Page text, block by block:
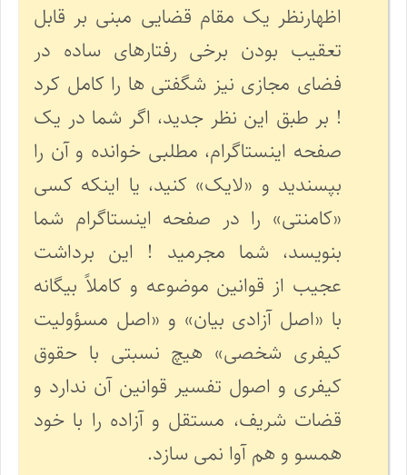
اظهارنظر یک مقام قضایی مبنی بر قابل
تعقیب بودن برخی رفتارهای ساده در
فضای مجازی نیز شگفتی ها را کامل کرد
! بر طبق این نظر جدید، اگر شما در یک
صفحه اینستاگرام، مطلبی خوانده و آن را
بپسندید و «لایک» کنید، یا اینکه کسی
«کامنتی» را در صفحه اینستاگرام شما
بنویسد، شما مجرمید ! این برداشت
عجیب از قوانین موضوعه و کاملاً بیگانه
با «اصل آزادی بیان» و «اصل مسؤولیت
کیفری شخصی» هیچ نسبتی با حقوق
کیفری و اصول تفسیر قوانین آن ندارد و
قضات شریف، مستقل و آزاده را با خود
همسو و هم آوا نمی سازد.